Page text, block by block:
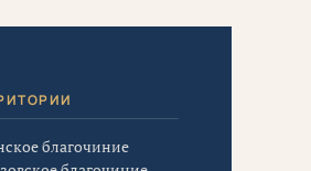
благочиние